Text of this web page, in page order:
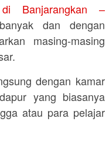
Banjarangkan –
dan dengan
masing-masing
dengan kamar
yang biasanya
atau para pelajar